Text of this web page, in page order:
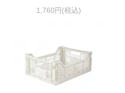
1,760円(税込)